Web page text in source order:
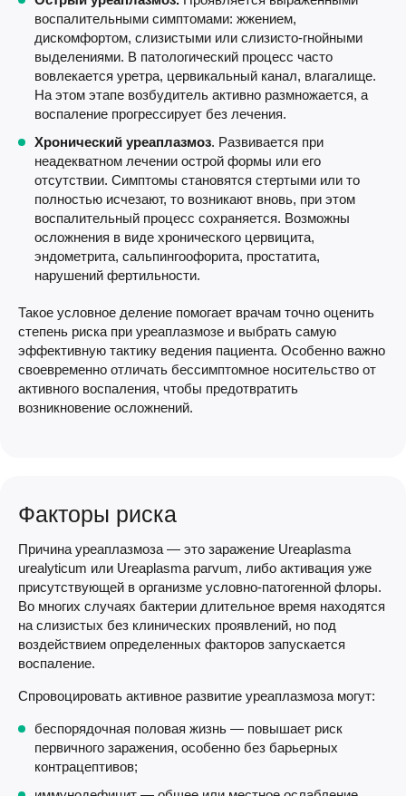
воспалительными симптомами: жжением,
дискомфортом, слизистыми или слизисто-гнойными
выделениями. В патологический процесс часто
вовлекается уретра, цервикальный канал, влагалище.
На этом этапе возбудитель активно размножается, а
воспаление прогрессирует без лечения.
Хронический уреаплазмоз. Развивается при
неадекватном лечении острой формы или его
отсутствии. Симптомы становятся стертыми или то
полностью исчезают, то возникают вновь, при этом
воспалительный процесс сохраняется. Возможны
осложнения в виде хронического цервицита,
эндометрита, сальпингоофорита, простатита,
нарушений фертильности.
Такое условное деление помогает врачам точно оценить
степень риска при уреаплазмозе и выбрать самую
эффективную тактику ведения пациента. Особенно важно
своевременно отличать бессимптомное носительство от
активного воспаления, чтобы предотвратить
возникновение осложнений.
Факторы риска
Причина уреаплазмоза — это заражение Ureaplasma
urealyticum или Ureaplasma parvum, либо активация уже
присутствующей в организме условно-патогенной флоры.
Во многих случаях бактерии длительное время находятся
на слизистых без клинических проявлений, но под
воздействием определенных факторов запускается
воспаление.
Спровоцировать активное развитие уреаплазмоза могут:
беспорядочная половая жизнь — повышает риск
первичного заражения, особенно без барьерных
контрацептивов;